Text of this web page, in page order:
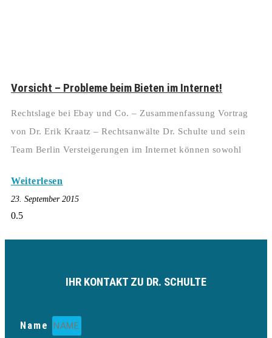
Vorsicht – Probleme beim Bieten im Internet!
Rechtslage bei Ebay und Co. – Zusammenfassung Vortrag
von Dr. Erik Kraatz – Rechtsanwälte Dr. Schulte und sein
Team Berlin Versteigerungen im Internet können sowohl
Weiterlesen
23. September 2015
IHR KONTAKT ZU DR. SCHULTE
Name